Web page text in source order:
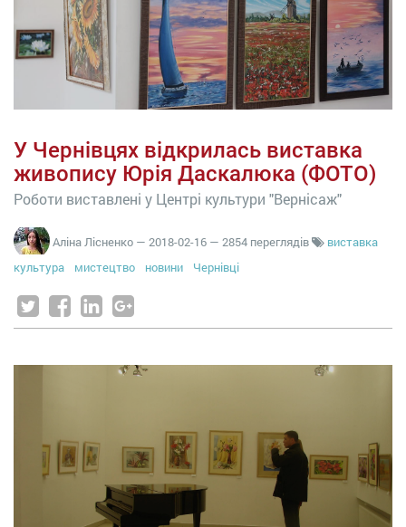
У Чернівцях відкрилась виставка
живопису Юрія Даскалюка (ФОТО)
Роботи виставлені у Центрі культури "Вернісаж"
Аліна Лісненко — 2018-02-16 — 2854 переглядів
виставка
культура
мистецтво новини Чернівці